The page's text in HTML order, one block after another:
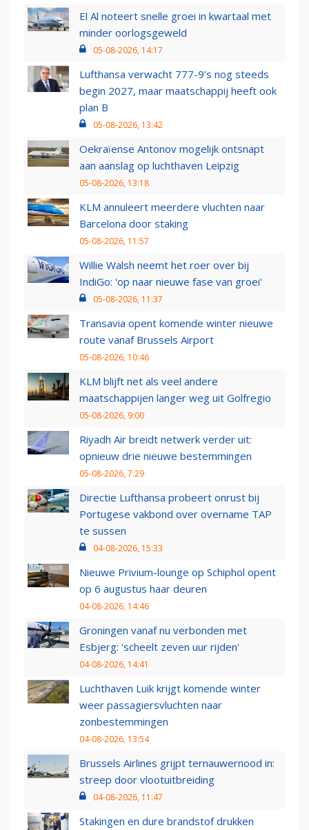
El Al noteert snelle groei in kwartaal met
minder oorlogsgeweld
05-08-2026, 14:17
Lufthansa verwacht 777-9’s nog steeds
begin 2027, maar maatschappij heeft ook
plan B
05-08-2026, 13:42
Oekraïense Antonov mogelijk ontsnapt
aan aanslag op luchthaven Leipzig
05-08-2026, 13:18
KLM annuleert meerdere vluchten naar
Barcelona door staking
05-08-2026, 11:57
Willie Walsh neemt het roer over bij
IndiGo: 'op naar nieuwe fase van groei'
05-08-2026, 11:37
Transavia opent komende winter nieuwe
route vanaf Brussels Airport
05-08-2026, 10:46
KLM blijft net als veel andere
maatschappijen langer weg uit Golfregio
05-08-2026, 9:00
Riyadh Air breidt netwerk verder uit:
opnieuw drie nieuwe bestemmingen
05-08-2026, 7:29
Directie Lufthansa probeert onrust bij
Portugese vakbond over overname TAP
te sussen
04-08-2026, 15:33
Nieuwe Privium-lounge op Schiphol opent
op 6 augustus haar deuren
04-08-2026, 14:46
Groningen vanaf nu verbonden met
Esbjerg: 'scheelt zeven uur rijden'
04-08-2026, 14:41
Luchthaven Luik krijgt komende winter
weer passagiersvluchten naar
zonbestemmingen
04-08-2026, 13:54
Brussels Airlines grijpt ternauwernood in:
streep door vlootuitbreiding
04-08-2026, 11:47
Stakingen en dure brandstof drukken